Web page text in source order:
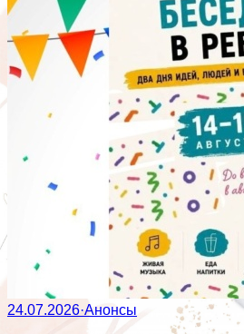
24.07.2026·Анонсы